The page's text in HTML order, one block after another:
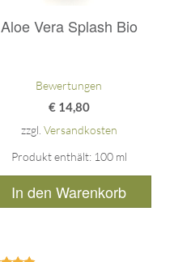
Aloe Vera Splash Bio
Bewertungen
€14,80
zzgl. Versandkosten
Produkt enthält: 100 ml
In den Warenkorb